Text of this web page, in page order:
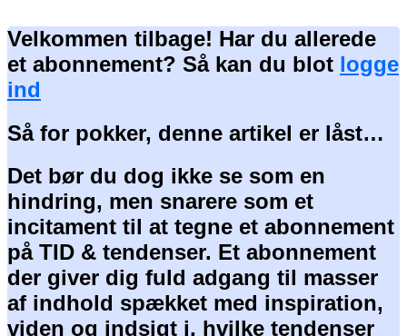
Velkommen tilbage! Har du allerede
et abonnement? Så kan du blot logge
ind
Så for pokker, denne artikel er låst…
Det bør du dog ikke se som en
hindring, men snarere som et
incitament til at tegne et abonnement
på TID & tendenser. Et abonnement
der giver dig fuld adgang til masser
af indhold spækket med inspiration,
viden og indsigt i, hvilke tendenser